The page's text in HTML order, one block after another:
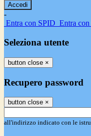
-
Entra con SPID Entra
Seleziona utente
button close ×
Recupero password
button close ×
all'indirizzo indicato con le